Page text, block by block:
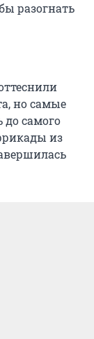
разогнать
но самые
самого
из